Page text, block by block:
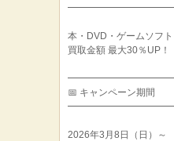
本・DVD・ゲームソフト
買取金額 最大30％UP！
📅 キャンペーン期間
2026年3月8日（日）～